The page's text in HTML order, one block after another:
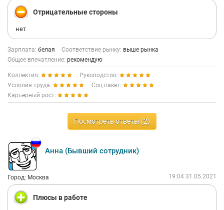
Отрицательные стороны
нет
Зарплата: белая Соответствие рынку: выше рынка
Общее впечатление: рекомендую
Коллектив:
Руководство:
Условия труда:
Соц.пакет:
Карьерный рост:
Посмотреть ответы (2)
Анна (Бывший сотрудник)
Город: Москва 19:04 31.05.2021
Плюсы в работе